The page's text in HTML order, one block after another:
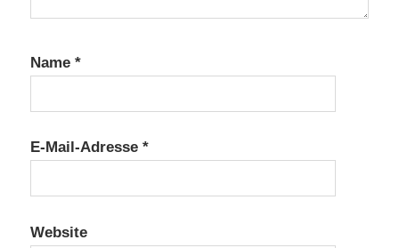
Name *
E-Mail-Adresse *
Website